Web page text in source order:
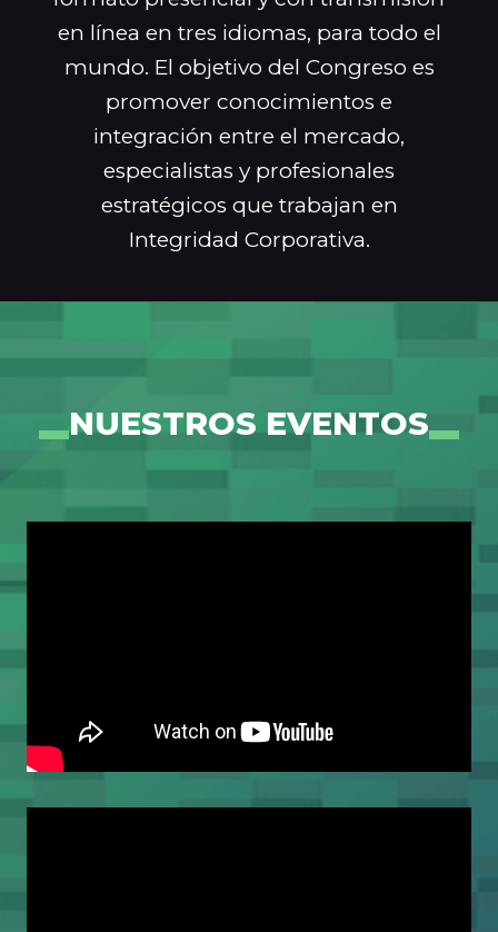
en línea en tres idiomas, para todo el
mundo. El objetivo del Congreso es
promover conocimientos e
integración entre el mercado,
especialistas y profesionales
estratégicos que trabajan en
Integridad Corporativa.
NUESTROS EVENTOS